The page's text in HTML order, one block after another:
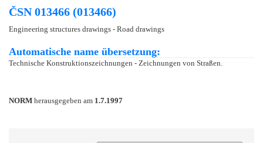
ČSN 013466 (013466)
Engineering structures drawings - Road drawings
Automatische name übersetzung:
Technische Konstruktionszeichnungen - Zeichnungen von Straßen.
NORM herausgegeben am 1.7.1997